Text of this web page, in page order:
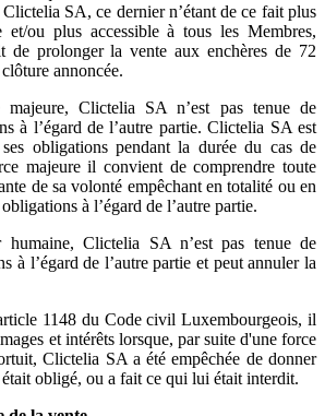
SA, ce dernier n’étant de ce fait plus
et/ou plus accessible à tous les Membres,
prolonger la vente aux enchères de 72
annoncée.
Clictelia SA n’est pas tenue de
à l’égard de l’autre partie. Clictelia SA est
obligations pendant la durée du cas de
majeure il convient de comprendre toute
de sa volonté empêchant en totalité ou en
à l’égard de l’autre partie.
Clictelia SA n’est pas tenue de
à l’égard de l’autre partie et peut annuler la
1148 du Code civil Luxembourgeois, il
et intérêts lorsque, par suite d'une force
Clictelia SA a été empêchée de donner
obligé, ou a fait ce qui lui était interdit.